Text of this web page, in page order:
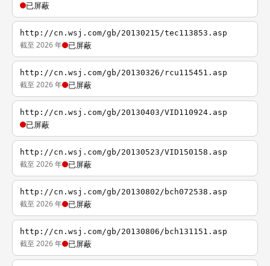
已屏蔽
http://cn.wsj.com/gb/20130215/tec113853.asp
截至 2026 年 已屏蔽
http://cn.wsj.com/gb/20130326/rcu115451.asp
截至 2026 年 已屏蔽
http://cn.wsj.com/gb/20130403/VID110924.asp
已屏蔽
http://cn.wsj.com/gb/20130523/VID150158.asp
截至 2026 年 已屏蔽
http://cn.wsj.com/gb/20130802/bch072538.asp
截至 2026 年 已屏蔽
http://cn.wsj.com/gb/20130806/bch131151.asp
截至 2026 年 已屏蔽